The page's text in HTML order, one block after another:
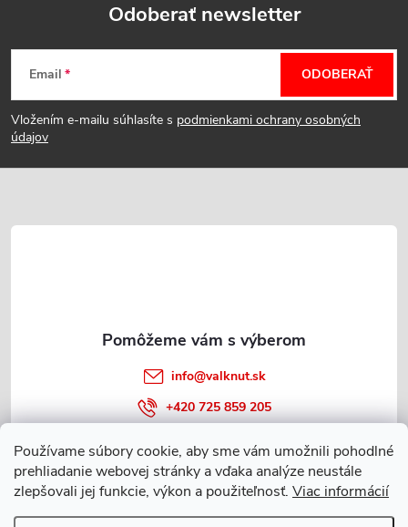
Používame súbory cookie, aby sme vám umožnili pohodlné
prehliadanie webovej stránky a vďaka analýze neustále
zlepšovali jej funkcie, výkon a použiteľnosť. Viac informácií
Z
á
p
t
Odoberať newsletter
Email
Vložením e-mailu súhlasíte s podmienkami ochrany osobných
údajov
ODOBERAŤ
Informácie o nákupe
info@valknut.sk
+420 725 859 205